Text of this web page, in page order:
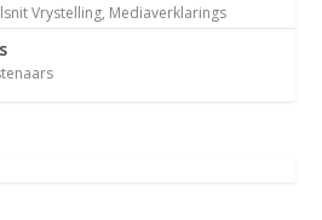
Vrystelling, Mediaverklarings